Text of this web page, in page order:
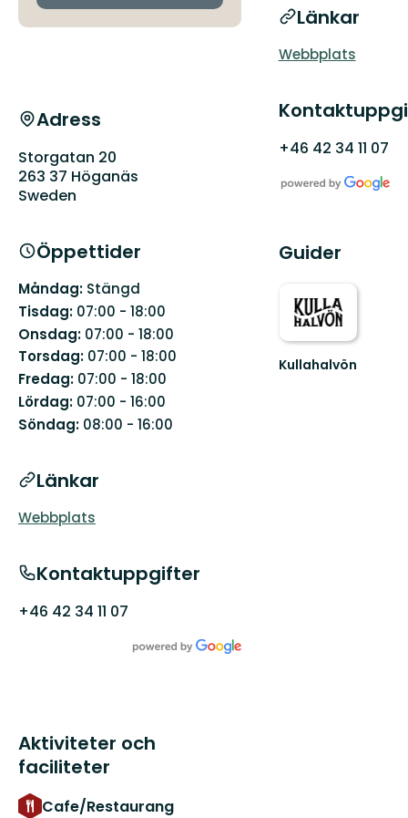
Adress
Storgatan 20
263 37 Höganäs
Sweden
Öppettider
Måndag: Stängd
Tisdag: 07:00 - 18:00
Onsdag: 07:00 - 18:00
Torsdag: 07:00 - 18:00
Fredag: 07:00 - 18:00
Lördag: 07:00 - 16:00
Söndag: 08:00 - 16:00
Länkar
Webbplats
Kontaktuppgifter
+46 42 34 11 07
Aktiviteter och
faciliteter
Cafe/Restaurang
Länkar
Webbplats
+46 42 34 11 07
Guider
Kullahalvön